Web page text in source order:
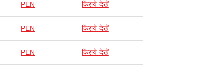
PEN किराये देखें
PEN किराये देखें
PEN किराये देखें